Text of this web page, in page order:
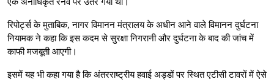
रिपोर्ट्स के मुताबिक, नागर विमानन मंत्रालय के अधीन आने वाले विमानन दुर्घटना
नियामक ने कहा कि इस कदम से सुरक्षा निगरानी और दुर्घटना के बाद की जांच में
काफी मजबूती आएगी।
इसमें यह भी कहा गया है कि अंतरराष्ट्रीय हवाई अड्डों पर स्थित एटीसी टावरों में ऐसे